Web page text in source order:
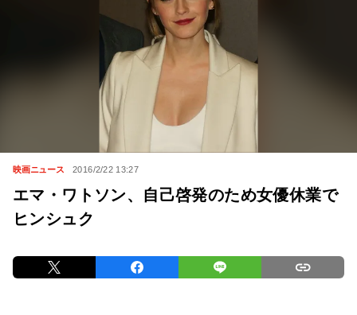
映画ニュース 2016/2/22 13:27
エマ・ワトソン、自己啓発のため女優休業で
ヒンシュク